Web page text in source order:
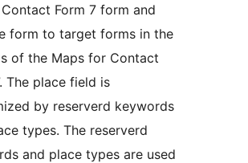
Form 7 form and
form to target forms in the
of the Maps for Contact
The place field is
by reserverd keywords
The reserverd
and place types are used